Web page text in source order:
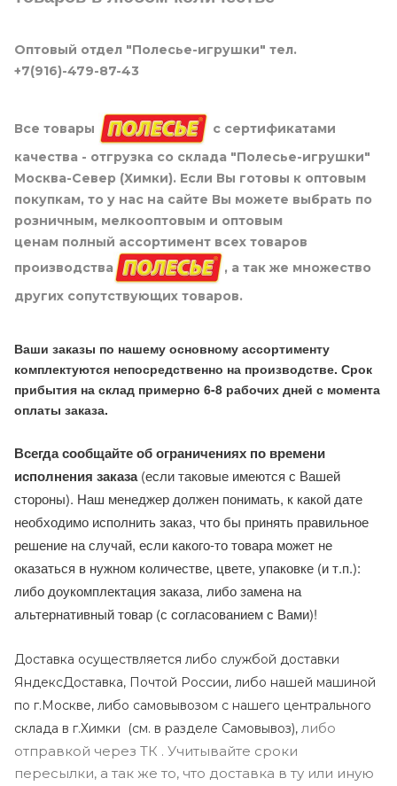
Оптовый отдел "Полесье-игрушки" тел.
+7(916)-479-87-43
Все товары
с сертификатами
качества - отгрузка со склада "Полесье-игрушки"
Москва-Север (Химки). Если Вы готовы к оптовым
покупкам, то у нас на сайте Вы можете выбрать по
розничным, мелкооптовым и оптовым
ценам полный ассортимент всех товаров
производства
, а так же множество
других сопутствующих товаров.
Ваши заказы по нашему основному ассортименту
комплектуются непосредственно на производстве. Срок
прибытия на склад примерно 6-8 рабочих дней с момента
оплаты заказа.
Всегда сообщайте об ограничениях по времени
исполнения заказа(если таковые имеются с Вашей
стороны). Наш менеджер должен понимать, к какой дате
необходимо исполнить заказ, что бы принять правильное
решение на случай, если какого-то товара может не
оказаться в нужном количестве, цвете, упаковке (и т.п.):
либо доукомплектация заказа, либо замена на
альтернативный товар (с согласованием с Вами)!
Доставка осуществляется либо службой доставки
ЯндексДоставка, Почтой России, либо нашей машиной
по г.Москве, либо самовывозом с нашего центрального
склада в г.Химки (см. в разделе Самовывоз), либо
отправкой через ТК . Учитывайте сроки
пересылки, а так же то, что доставка в ту или иную